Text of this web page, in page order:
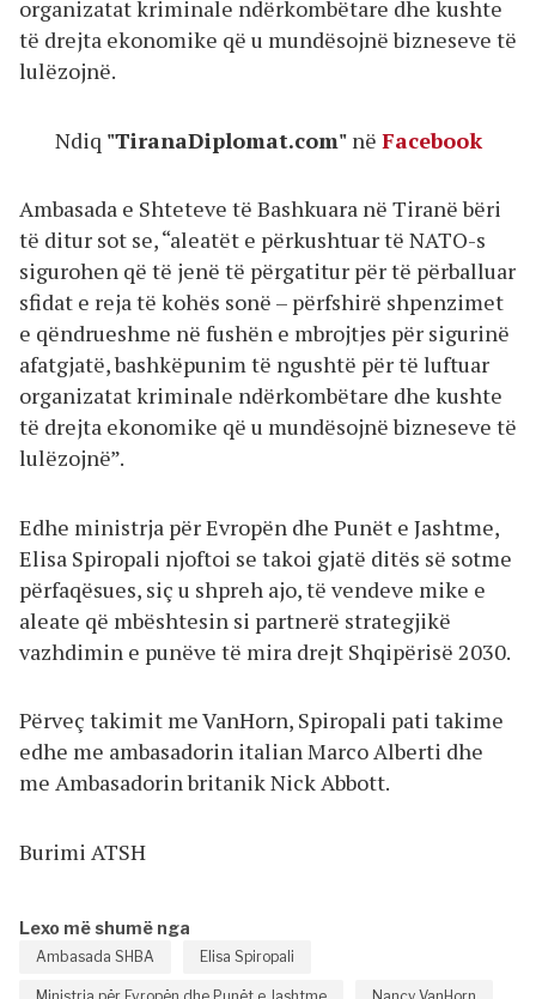
organizatat kriminale ndërkombëtare dhe kushte
të drejta ekonomike që u mundësojnë bizneseve të
lulëzojnë.
Ndiq "TiranaDiplomat.com" në Facebook
Ambasada e Shteteve të Bashkuara në Tiranë bëri
të ditur sot se, “aleatët e përkushtuar të NATO-s
sigurohen që të jenë të përgatitur për të përballuar
sfidat e reja të kohës sonë – përfshirë shpenzimet
e qëndrueshme në fushën e mbrojtjes për sigurinë
afatgjatë, bashkëpunim të ngushtë për të luftuar
organizatat kriminale ndërkombëtare dhe kushte
të drejta ekonomike që u mundësojnë bizneseve të
lulëzojnë”.
Edhe ministrja për Evropën dhe Punët e Jashtme,
Elisa Spiropali njoftoi se takoi gjatë ditës së sotme
përfaqësues, siç u shpreh ajo, të vendeve mike e
aleate që mbështesin si partnerë strategjikë
vazhdimin e punëve të mira drejt Shqipërisë 2030.
Përveç takimit me VanHorn, Spiropali pati takime
edhe me ambasadorin italian Marco Alberti dhe
me Ambasadorin britanik Nick Abbott.
Burimi ATSH
Lexo më shumë nga
Ambasada SHBA Elisa Spiropali